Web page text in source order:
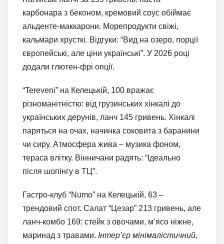
карбонара з беконом, кремовий соус обіймає
альденте-маккарони. Морепродукти свіжі,
кальмари хрусткі. Відгуки: “Вид на озеро, порції
європейські, але ціни українські”. У 2026 році
додали глютен-фрі опції.
“Tereveni” на Келецькій, 100 вражає
різноманітністю: від грузинських хінкалі до
українських дерунів, ланч 145 гривень. Хінкалі
паряться на очах, начинка соковита з баранини
чи сиру. Атмосфера жива – музика фоном,
тераса влітку. Вінничани радять: “Ідеально
після шопінгу в ТЦ”.
Гастро-клуб “Numo” на Келецькій, 63 –
трендовий спот. Салат “Цезар” 213 гривень, але
ланч-комбо 169: стейк з овочами, м’ясо ніжне,
маринад з травами. Інтер’єр мінімалістичний,